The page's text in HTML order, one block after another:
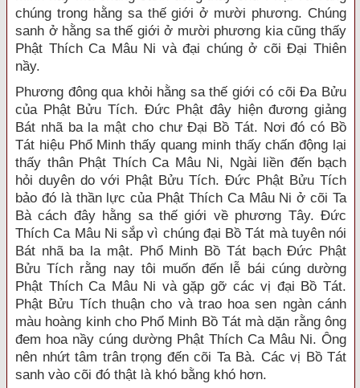
chúng trong hằng sa thế giới ở mười phương. Chúng
sanh ở hằng sa thế giới ở mười phương kia cũng thấy
Phật Thích Ca Mâu Ni và đại chúng ở cõi Đại Thiên
nầy.
Phương đông qua khỏi hằng sa thế giới có cõi Đa Bửu
của Phật Bửu Tích. Đức Phật đây hiện đương giảng
Bát nhã ba la mật cho chư Đại Bồ Tát. Nơi đó có Bồ
Tát hiệu Phổ Minh thấy quang minh thấy chấn động lại
thấy thân Phật Thích Ca Mâu Ni, Ngài liền đến bạch
hỏi duyên do với Phật Bửu Tích. Đức Phật Bửu Tích
bảo đó là thần lực của Phật Thích Ca Mâu Ni ở cõi Ta
Bà cách đây hằng sa thế giới về phương Tây. Đức
Thích Ca Mâu Ni sắp vì chúng đại Bồ Tát mà tuyên nói
Bát nhã ba la mật. Phổ Minh Bồ Tát bạch Đức Phật
Bửu Tích rằng nay tôi muốn đến lễ bái cúng dường
Phật Thích Ca Mâu Ni và gặp gỡ các vị đại Bồ Tát.
Phật Bửu Tích thuận cho và trao hoa sen ngàn cánh
màu hoàng kinh cho Phổ Minh Bồ Tát mà dặn rằng ông
đem hoa nầy cúng dường Phật Thích Ca Mâu Ni. Ông
nên nhứt tâm trân trọng đến cõi Ta Bà. Các vị Bồ Tát
sanh vào cõi đó thật là khó bằng khó hơn.